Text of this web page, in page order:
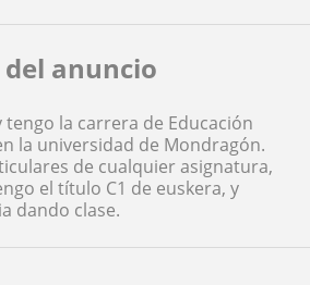
anuncio
tengo la carrera de Educación
la universidad de Mondragón.
de cualquier asignatura,
el título C1 de euskera, y
dando clase.